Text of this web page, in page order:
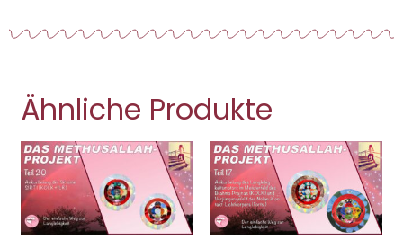
Ähnliche Produkte